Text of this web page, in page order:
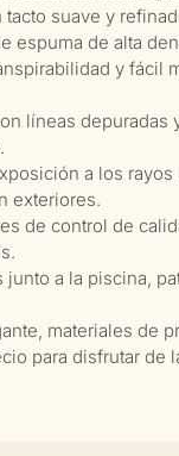
suave y
espuma de alta
y fácil
líneas depuradas
a los
exteriores.
de control de
a la piscina,
materiales de
para disfrutar de